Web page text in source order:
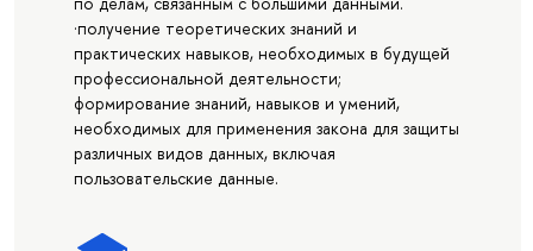
·получение теоретических знаний и
практических навыков, необходимых в будущей
профессиональной деятельности;
формирование знаний, навыков и умений,
необходимых для применения закона для защиты
различных видов данных, включая
пользовательские данные.